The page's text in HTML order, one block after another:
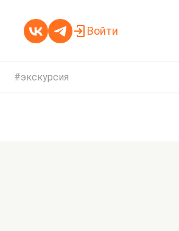
Войти
экскурсия